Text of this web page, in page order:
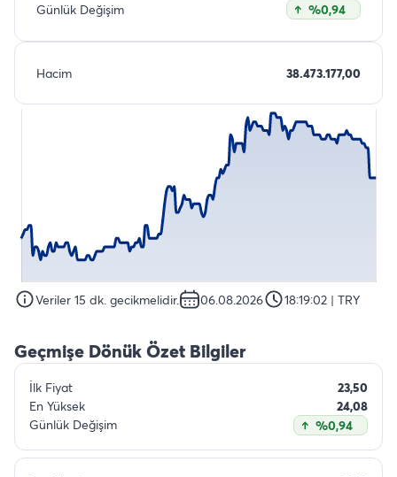
Günlük Değişim %0,94
Hacim 38.473.177,00
Veriler 15 dk. gecikmelidir. 06.08.2026 18:19:02 | TRY
Geçmişe Dönük Özet Bilgiler
İlk Fiyat
23,50
En Yüksek
24,08
Günlük Değişim
%0,94